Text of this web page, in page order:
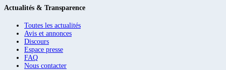
Actualités & Transparence
Toutes les actualités
Avis et annonces
Discours
Espace presse
FAQ
Nous contacter